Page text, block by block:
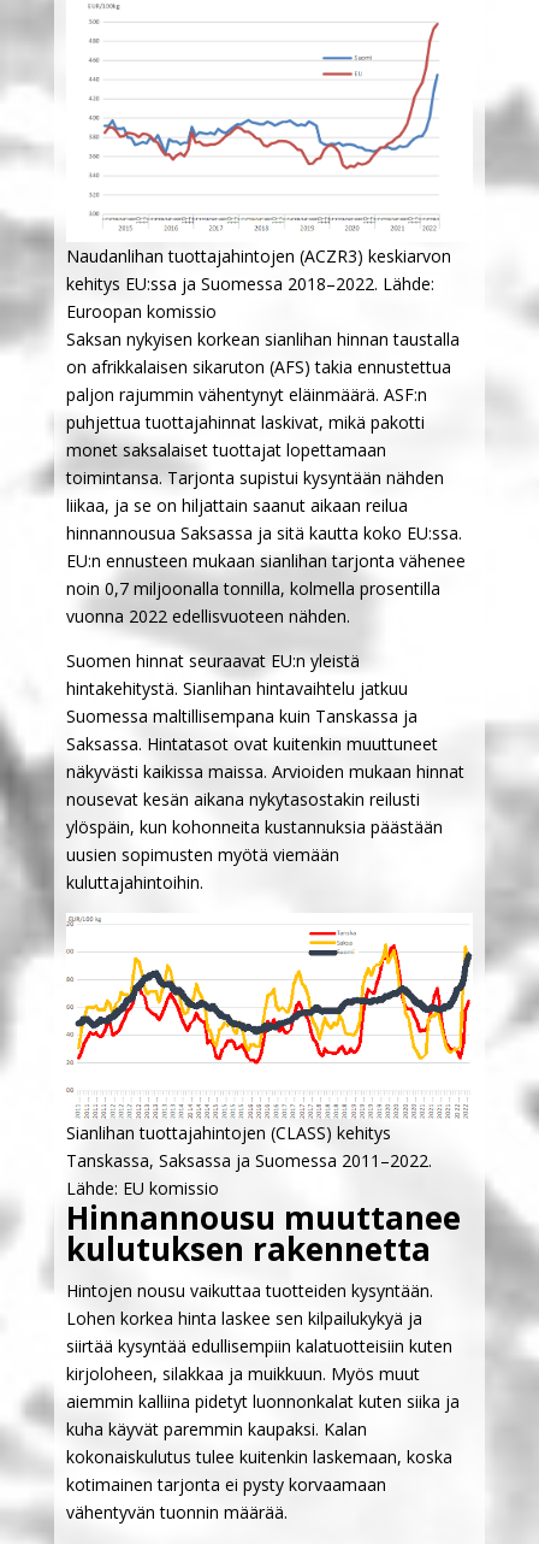
Naudanlihan tuottajahintojen (ACZR3) keskiarvon
kehitys EU:ssa ja Suomessa 2018–2022. Lähde:
Euroopan komissio
Saksan nykyisen korkean sianlihan hinnan taustalla
on afrikkalaisen sikaruton (AFS) takia ennustettua
paljon rajummin vähentynyt eläinmäärä. ASF:n
puhjettua tuottajahinnat laskivat, mikä pakotti
monet saksalaiset tuottajat lopettamaan
toimintansa. Tarjonta supistui kysyntään nähden
liikaa, ja se on hiljattain saanut aikaan reilua
hinnannousua Saksassa ja sitä kautta koko EU:ssa.
EU:n ennusteen mukaan sianlihan tarjonta vähenee
noin 0,7 miljoonalla tonnilla, kolmella prosentilla
vuonna 2022 edellisvuoteen nähden.
Suomen hinnat seuraavat EU:n yleistä
hintakehitystä. Sianlihan hintavaihtelu jatkuu
Suomessa maltillisempana kuin Tanskassa ja
Saksassa. Hintatasot ovat kuitenkin muuttuneet
näkyvästi kaikissa maissa. Arvioiden mukaan hinnat
nousevat kesän aikana nykytasostakin reilusti
ylöspäin, kun kohonneita kustannuksia päästään
uusien sopimusten myötä viemään
kuluttajahintoihin.
Sianlihan tuottajahintojen (CLASS) kehitys
Tanskassa, Saksassa ja Suomessa 2011–2022.
Lähde: EU komissio
Hinnannousu muuttanee
kulutuksen rakennetta
Hintojen nousu vaikuttaa tuotteiden kysyntään.
Lohen korkea hinta laskee sen kilpailukykyä ja
siirtää kysyntää edullisempiin kalatuotteisiin kuten
kirjoloheen, silakkaa ja muikkuun. Myös muut
aiemmin kalliina pidetyt luonnonkalat kuten siika ja
kuha käyvät paremmin kaupaksi. Kalan
kokonaiskulutus tulee kuitenkin laskemaan, koska
kotimainen tarjonta ei pysty korvaamaan
vähentyvän tuonnin määrää.